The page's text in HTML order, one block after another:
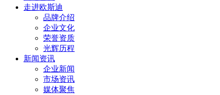
走进欧斯迪
品牌介绍
企业文化
荣誉资质
光辉历程
新闻资讯
企业新闻
市场资讯
媒体聚焦